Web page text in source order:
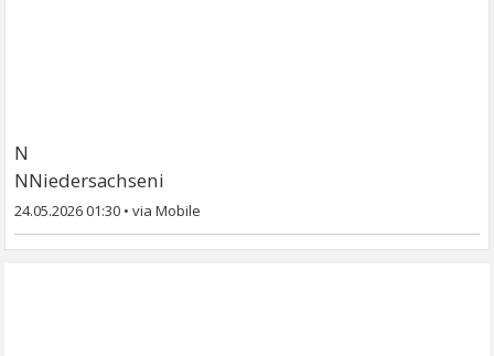
N
NNiedersachseni
24.05.2026 01:30 •